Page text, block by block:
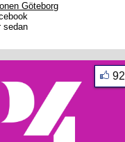
Göteborg
sedan